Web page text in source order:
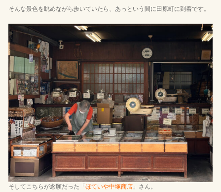
そんな景色を眺めながら歩いていたら、あっという間に田原町に到着です。
そしてこちらが念願だった「 ほていや中塚商店」さん。